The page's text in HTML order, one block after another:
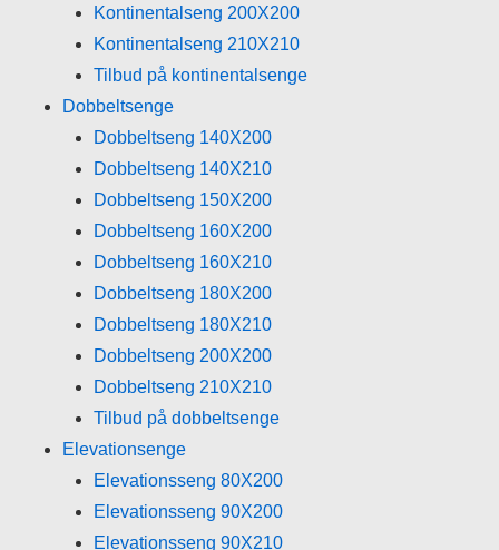
Kontinentalseng 200X200
Kontinentalseng 210X210
Tilbud på kontinentalsenge
Dobbeltsenge
Dobbeltseng 140X200
Dobbeltseng 140X210
Dobbeltseng 150X200
Dobbeltseng 160X200
Dobbeltseng 160X210
Dobbeltseng 180X200
Dobbeltseng 180X210
Dobbeltseng 200X200
Dobbeltseng 210X210
Tilbud på dobbeltsenge
Elevationsenge
Elevationsseng 80X200
Elevationsseng 90X200
Elevationsseng 90X210